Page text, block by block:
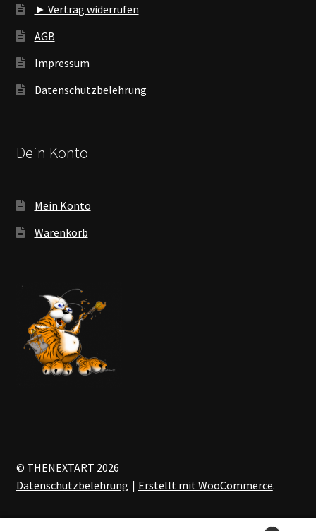
► Vertrag widerrufen
AGB
Impressum
Datenschutzbelehrung
Dein Konto
Mein Konto
Warenkorb
© THENEXTART 2026
Datenschutzbelehrung
Erstellt mit WooCommerce.